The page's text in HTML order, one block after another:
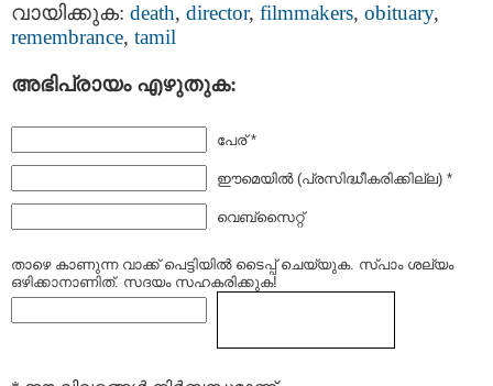
വായിക്കുക: death, director, filmmakers, obituary,
remembrance, tamil
അഭിപ്രായം എഴുതുക:
പേര് *
ഈമെയില്‍ (പ്രസിദ്ധീകരിക്കില്ല) *
വെബ്സൈറ്റ്
താഴെ കാണുന്ന വാക്ക് പെട്ടിയില്‍ ടൈപ്പ്‌ ചെയ്യുക. സ്പാം ശല്യം
ഒഴിക്കാനാണിത്. സദയം സഹകരിക്കുക!